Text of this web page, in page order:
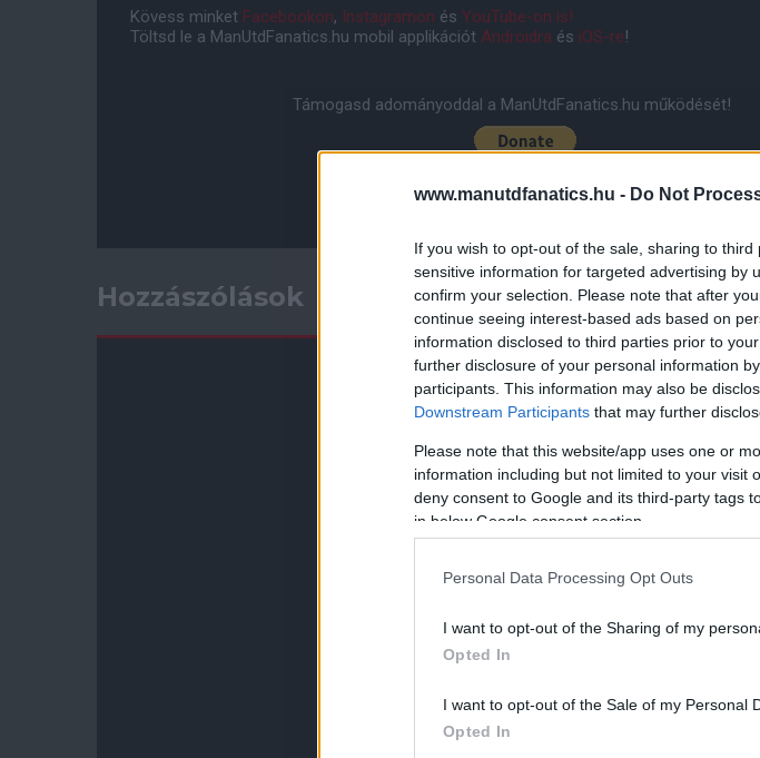
www.manutdfanatics.hu - Do Not
If you wish to opt-out of the sale, sharing to
sensitive information for targeted advertising by
confirm your selection. Please note that after
continue seeing interest-based ads based on
information disclosed to third parties prior to
further disclosure of your personal information
participants. This information may also be
Downstream Participants that may further
Please note that this website/app uses one or
information including but not limited to your visit
deny consent to Google and its third-party tags
in below Google consent section.
Personal Data Processing Opt Outs
I want to opt-out of the Sharing of my
Opted In
I want to opt-out of the Sale of my Personal
Opted In
Kövess minket Facebookon, Instagramon és YouTube-on is!
Töltsd le a ManUtdFanatics.hu mobil applikációt Androidra és iOS-re!
Támogasd adományoddal a ManUtdFanatics.hu működését!
Hozzászólások